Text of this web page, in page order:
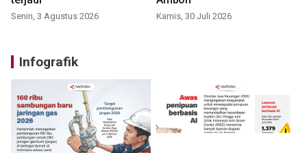
Senin, 3 Agustus 2026 Kamis, 30 Juli 2026
Infografik